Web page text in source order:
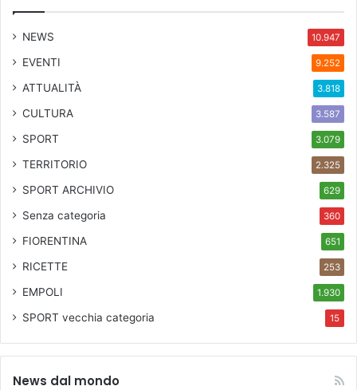
NEWS 10.947
EVENTI 9.252
ATTUALITÀ 3.818
CULTURA 3.587
SPORT 3.079
TERRITORIO 2.325
SPORT ARCHIVIO 629
Senza categoria 360
FIORENTINA 651
RICETTE 253
EMPOLI 1.930
SPORT vecchia categoria 15
News dal mondo